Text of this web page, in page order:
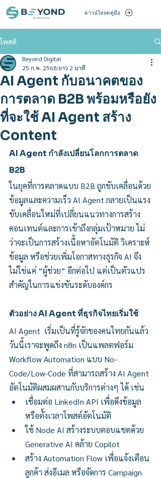
ดาวน์โหลดคู่มือ
โพสต์
AI Agent กับอนาคตของ
การตลาด B2B พร้อมหรือยัง
ที่จะใช้ AI Agent สร้าง
Content
Beyond Digital
25 ก.ค. 2568 ยาว 2 นาที
AI Agent กำลังเปลี่ยนโลกการตลาด
B2B
ในยุคที่การตลาดแบบ B2B ถูกขับเคลื่อนด้วย
ข้อมูลและความเร็ว AI Agent กลายเป็นแรง
ขับเคลื่อนใหม่ที่เปลี่ยนแนวทางการสร้าง
คอนเทนต์และการเข้าถึงกลุ่มเป้าหมาย ไม่
ว่าจะเป็นการสร้างเนื้อหาอัตโนมัติ วิเคราะห์
ข้อมูล หรือช่วยเพิ่มโอกาสทางธุรกิจ AI จึง
ไม่ใช่แค่ “ผู้ช่วย” อีกต่อไป แต่เป็นตัวแปร
สำคัญในการแข่งขันระดับองค์กร
ตัวอย่าง AI Agent ที่ธุรกิจไทยเริ่มใช้
AI Agent  เริ่มเป็นที่รู้จักของคนไทยกันแล้ว
วันนี้เราจะพูดถึง n8n เป็นแพลตฟอร์ม
Workflow Automation แบบ No-
Code/Low-Code ที่สามารถสร้าง AI Agent
อัตโนมัติผสมผสานกับบริการต่างๆ ได้ เช่น
เชื่อมต่อ LinkedIn API เพื่อดึงข้อมูล
หรือตั้งเวลาโพสต์อัตโนมัติ
ใช้ Node AI สร้างระบบตอบแชตด้วย
Generative AI คล้าย Copilot
สร้าง Automation Flow เพื่อแจ้งเตือน
ลูกค้า ส่งอีเมล หรือจัดการ Campaign